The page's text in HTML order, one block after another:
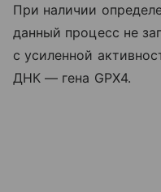
При наличии
данный процесс не
с усиленной
ДНК — гена GPX4.